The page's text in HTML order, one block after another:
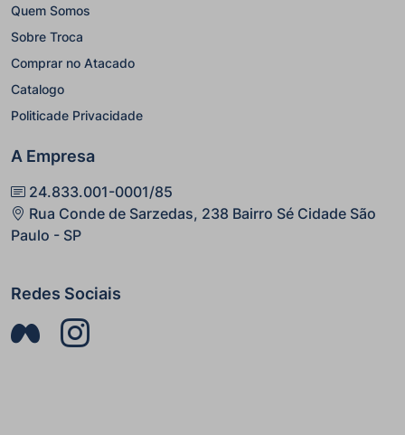
Quem Somos
Sobre Troca
Comprar no Atacado
Catalogo
Politicade Privacidade
A Empresa
24.833.001-0001/85
Rua Conde de Sarzedas, 238 Bairro Sé Cidade São
Paulo - SP
Redes Sociais